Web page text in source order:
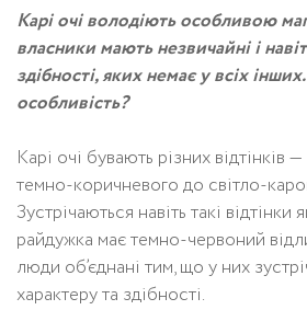
Карі очі володіють особливою
власники мають незвичайні і
здібності, яких немає у всіх
особливість?
Карі очі бувають різних відтінків
темно-коричневого до світло-
Зустрічаються навіть такі
райдужка має темно-червоний
люди об’єднані тим, що у них
характеру та здібності.